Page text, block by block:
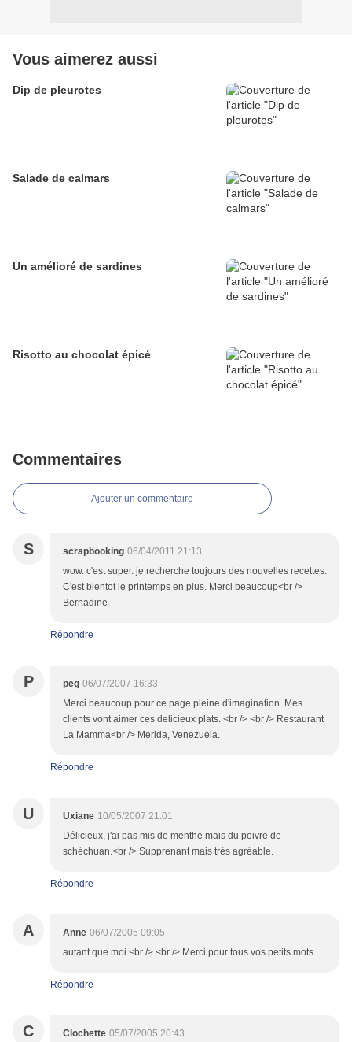
Vous aimerez aussi
Dip de pleurotes
Salade de calmars
Un amélioré de sardines
Risotto au chocolat épicé
Commentaires
Ajouter un commentaire
S scrapbooking 06/04/2011 21:13
wow. c'est super. je recherche toujours des nouvelles recettes.
C'est bientot le printemps en plus. Merci beaucoup<br />
Bernadine
Répondre
P peg 06/07/2007 16:33
Merci beaucoup pour ce page pleine d'imagination. Mes
clients vont aimer ces delicieux plats. <br /> <br /> Restaurant
La Mamma<br /> Merida, Venezuela.
Répondre
U Uxiane 10/05/2007 21:01
Délicieux, j'ai pas mis de menthe mais du poivre de
schéchuan.<br /> Supprenant mais très agréable.
Répondre
A Anne 06/07/2005 09:05
autant que moi.<br /> <br /> Merci pour tous vos petits mots.
Répondre
C Clochette 05/07/2005 20:43